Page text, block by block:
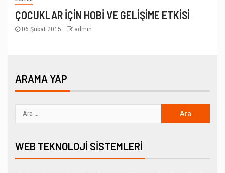
ÇOCUKLAR İÇİN HOBİ VE GELİŞİME ETKİSİ
06 Şubat 2015 admin
ARAMA YAP
WEB TEKNOLOJI SISTEMLERI